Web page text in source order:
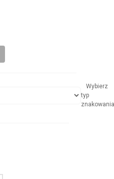
Wybierz
typ
znakowania